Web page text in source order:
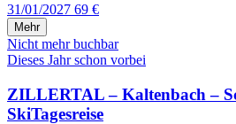
31/01/2027 69 €
Mehr
Nicht mehr buchbar
Dieses Jahr schon vorbei
ZILLERTAL – Kaltenbach –
SkiTagesreise